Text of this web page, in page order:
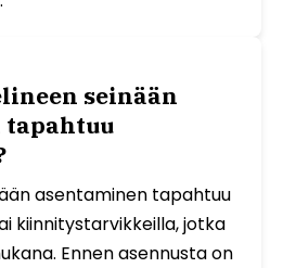
seinään
tapahtuu
asentaminen tapahtuu
kiinnitystarvikkeilla, jotka
Ennen asennusta on